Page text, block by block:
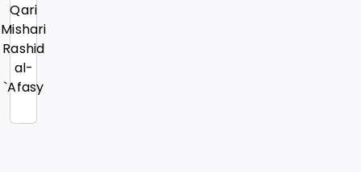
Qari
Mishari
Rashid
al-
`Afasy